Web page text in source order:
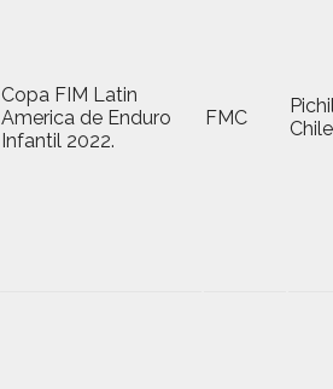
Copa FIM Latin
America de Enduro
Infantil 2022.
FMC
Chile